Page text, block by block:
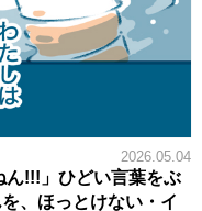
2026.05.04
ん!!!」ひどい言葉をぶ
、ほっとけない・イ